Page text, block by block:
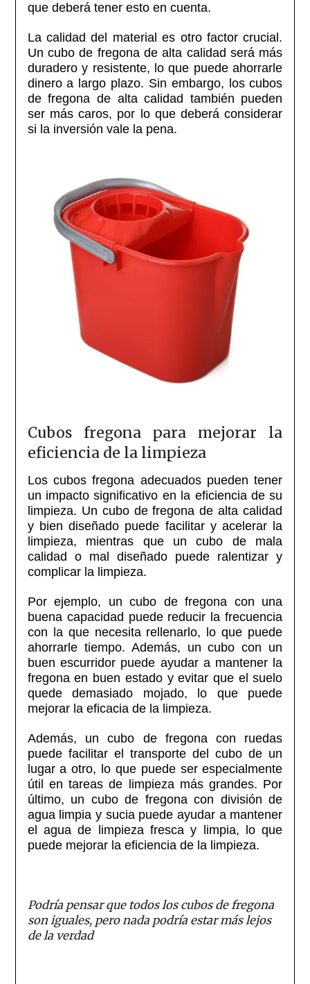
que deberá tener esto en cuenta.
La calidad del material es otro factor crucial.
Un cubo de fregona de alta calidad será más
duradero y resistente, lo que puede ahorrarle
dinero a largo plazo. Sin embargo, los cubos
de fregona de alta calidad también pueden
ser más caros, por lo que deberá considerar
si la inversión vale la pena.
Cubos fregona para mejorar la
eficiencia de la limpieza
Los cubos fregona adecuados pueden tener
un impacto significativo en la eficiencia de su
limpieza. Un cubo de fregona de alta calidad
y bien diseñado puede facilitar y acelerar la
limpieza, mientras que un cubo de mala
calidad o mal diseñado puede ralentizar y
complicar la limpieza.
Por ejemplo, un cubo de fregona con una
buena capacidad puede reducir la frecuencia
con la que necesita rellenarlo, lo que puede
ahorrarle tiempo. Además, un cubo con un
buen escurridor puede ayudar a mantener la
fregona en buen estado y evitar que el suelo
quede demasiado mojado, lo que puede
mejorar la eficacia de la limpieza.
Además, un cubo de fregona con ruedas
puede facilitar el transporte del cubo de un
lugar a otro, lo que puede ser especialmente
útil en tareas de limpieza más grandes. Por
último, un cubo de fregona con división de
agua limpia y sucia puede ayudar a mantener
el agua de limpieza fresca y limpia, lo que
puede mejorar la eficiencia de la limpieza.
Podría pensar que todos los cubos de fregona
son iguales, pero nada podría estar más lejos
de la verdad